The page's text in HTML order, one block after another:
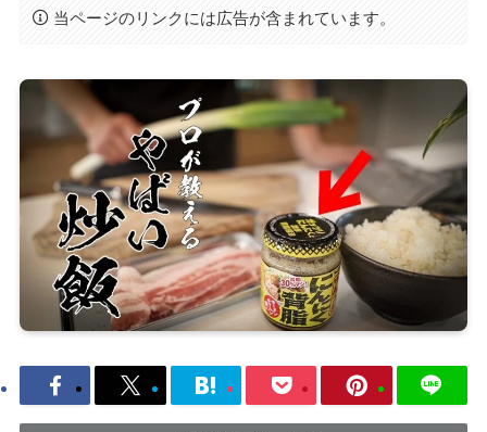
当ページのリンクには広告が含まれています。